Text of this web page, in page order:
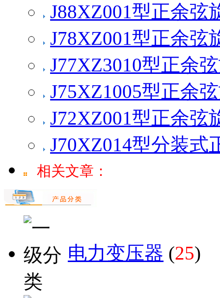
J88XZ001型正余弦
J78XZ001型正余弦
J77XZ3010型正余
J75XZ1005型正余
J72XZ001型正余弦
J70XZ014型分装式
相关文章：
电力变压器 (25)